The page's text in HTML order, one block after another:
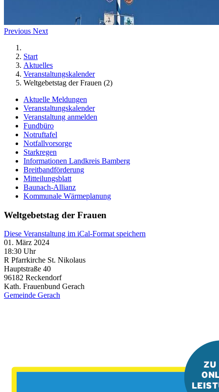
Previous Next
Start
Aktuelles
Veranstaltungskalender
Weltgebetstag der Frauen (2)
Aktuelle Meldungen
Veranstaltungskalender
Veranstaltung anmelden
Fundbüro
Notruftafel
Notfallvorsorge
Starkregen
Informationen Landkreis Bamberg
Breitbandförderung
Mitteilungsblatt
Baunach-Allianz
Kommunale Wärmeplanung
Weltgebetstag der Frauen
Diese Veranstaltung im iCal-Format speichern
01. März 2024
18:30 Uhr
R Pfarrkirche St. Nikolaus
Hauptstraße 40
96182 Reckendorf
Kath. Frauenbund Gerach
Gemeinde Gerach